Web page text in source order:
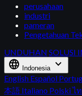
perusahaan
industri
pameran
Pengetahuan
UNDUHAN SOLUSI
language Indonesia expand_more
English Español
本語 Italiano Polskiไ